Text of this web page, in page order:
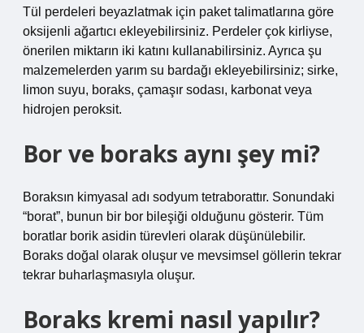
Tül perdeleri beyazlatmak için paket talimatlarına göre
oksijenli ağartıcı ekleyebilirsiniz. Perdeler çok kirliyse,
önerilen miktarın iki katını kullanabilirsiniz. Ayrıca şu
malzemelerden yarım su bardağı ekleyebilirsiniz; sirke,
limon suyu, boraks, çamaşır sodası, karbonat veya
hidrojen peroksit.
Bor ve boraks aynı şey mi?
Boraksın kimyasal adı sodyum tetraborattır. Sonundaki
“borat”, bunun bir bor bileşiği olduğunu gösterir. Tüm
boratlar borik asidin türevleri olarak düşünülebilir.
Boraks doğal olarak oluşur ve mevsimsel göllerin tekrar
tekrar buharlaşmasıyla oluşur.
Boraks kremi nasıl yapılır?